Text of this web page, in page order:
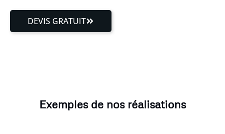
DEVIS GRATUIT
Exemples de nos réalisations